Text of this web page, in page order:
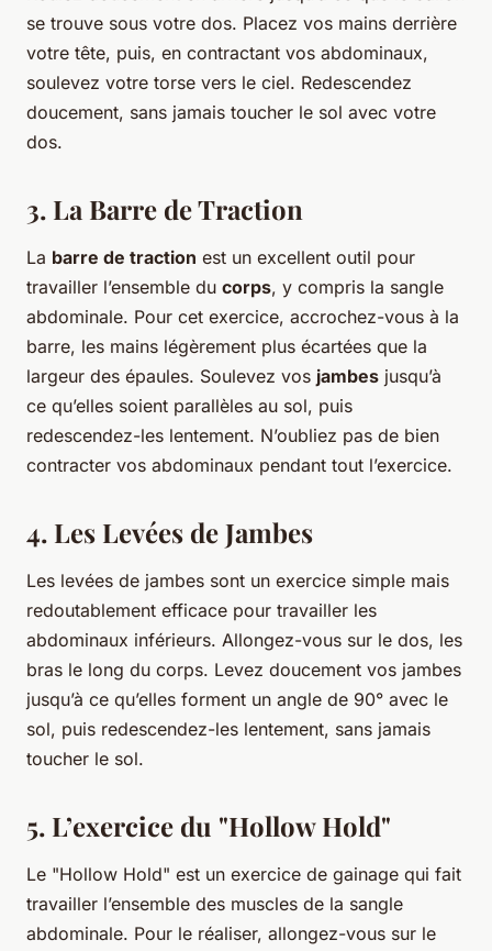
se trouve sous votre dos. Placez vos mains derrière
votre tête, puis, en contractant vos abdominaux,
soulevez votre torse vers le ciel. Redescendez
doucement, sans jamais toucher le sol avec votre
dos.
3. La Barre de Traction
La barre de traction est un excellent outil pour
travailler l’ensemble du corps, y compris la sangle
abdominale. Pour cet exercice, accrochez-vous à la
barre, les mains légèrement plus écartées que la
largeur des épaules. Soulevez vos jambes jusqu’à
ce qu’elles soient parallèles au sol, puis
redescendez-les lentement. N’oubliez pas de bien
contracter vos abdominaux pendant tout l’exercice.
4. Les Levées de Jambes
Les levées de jambes sont un exercice simple mais
redoutablement efficace pour travailler les
abdominaux inférieurs. Allongez-vous sur le dos, les
bras le long du corps. Levez doucement vos jambes
jusqu’à ce qu’elles forment un angle de 90° avec le
sol, puis redescendez-les lentement, sans jamais
toucher le sol.
5. L’exercice du "Hollow Hold"
Le "Hollow Hold" est un exercice de gainage qui fait
travailler l’ensemble des muscles de la sangle
abdominale. Pour le réaliser, allongez-vous sur le